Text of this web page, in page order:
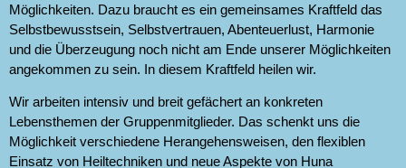
Möglichkeiten. Dazu braucht es ein gemeinsames Kraftfeld das
Selbstbewusstsein, Selbstvertrauen, Abenteuerlust, Harmonie
und die Überzeugung noch nicht am Ende unserer Möglichkeiten
angekommen zu sein. In diesem Kraftfeld heilen wir.
Wir arbeiten intensiv und breit gefächert an konkreten
Lebensthemen der Gruppenmitglieder. Das schenkt uns die
Möglichkeit verschiedene Herangehensweisen, den flexiblen
Einsatz von Heiltechniken und neue Aspekte von Huna